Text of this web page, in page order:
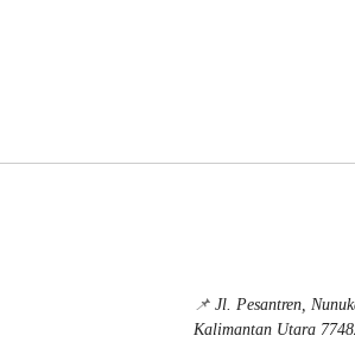
📌 Jl. Pesantren,
Kalimantan Utara